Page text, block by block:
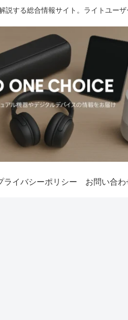
する総合情報サイト。ライトユー
ライバシーポリシー お問い合